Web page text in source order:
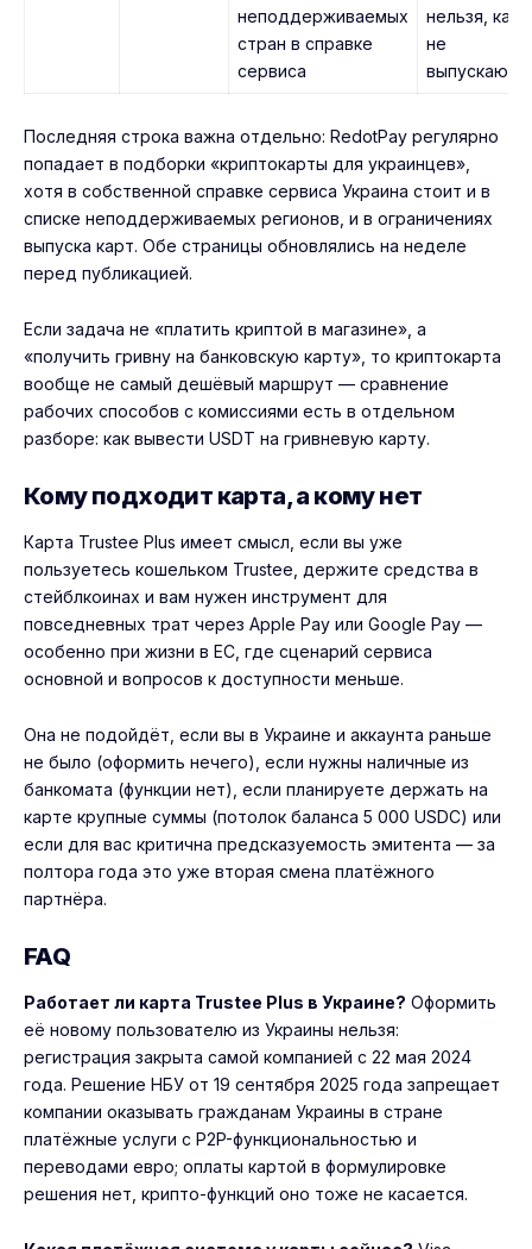
неподдерживаемых
стран в справке
сервиса
нельзя,
не
Последняя строка важна отдельно: RedotPay регулярно
попадает в подборки «криптокарты для украинцев»,
хотя в собственной справке сервиса Украина стоит и в
списке неподдерживаемых регионов, и в ограничениях
выпуска карт. Обе страницы обновлялись на неделе
перед публикацией.
Если задача не «платить криптой в магазине», а
«получить гривну на банковскую карту», то криптокарта
вообще не самый дешёвый маршрут — сравнение
рабочих способов с комиссиями есть в отдельном
разборе: как вывести USDT на гривневую карту.
Кому подходит карта, а кому нет
Карта Trustee Plus имеет смысл, если вы уже
пользуетесь кошельком Trustee, держите средства в
стейблкоинах и вам нужен инструмент для
повседневных трат через Apple Pay или Google Pay —
особенно при жизни в ЕС, где сценарий сервиса
основной и вопросов к доступности меньше.
Она не подойдёт, если вы в Украине и аккаунта раньше
не было (оформить нечего), если нужны наличные из
банкомата (функции нет), если планируете держать на
карте крупные суммы (потолок баланса 5 000 USDC) или
если для вас критична предсказуемость эмитента — за
полтора года это уже вторая смена платёжного
партнёра.
FAQ
Работает ли карта Trustee Plus в Украине? Оформить
её новому пользователю из Украины нельзя:
регистрация закрыта самой компанией с 22 мая 2024
года. Решение НБУ от 19 сентября 2025 года запрещает
компании оказывать гражданам Украины в стране
платёжные услуги с P2P-функциональностью и
переводами евро; оплаты картой в формулировке
решения нет, крипто-функций оно тоже не касается.